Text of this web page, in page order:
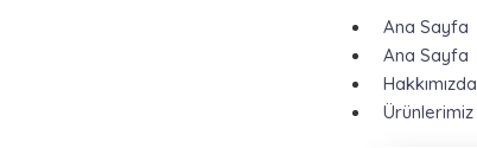
Ana Sayfa
Ana Sayfa
Hakkımızda
Ürünlerimiz